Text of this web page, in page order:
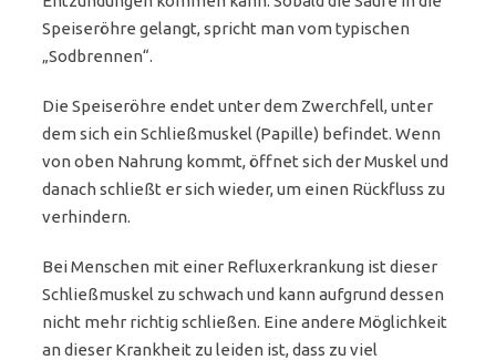
Speiseröhre gelangt, spricht man vom typischen
„Sodbrennen“.
Die Speiseröhre endet unter dem Zwerchfell, unter
dem sich ein Schließmuskel (Papille) befindet. Wenn
von oben Nahrung kommt, öffnet sich der Muskel und
danach schließt er sich wieder, um einen Rückfluss zu
verhindern.
Bei Menschen mit einer Refluxerkrankung ist dieser
Schließmuskel zu schwach und kann aufgrund dessen
nicht mehr richtig schließen. Eine andere Möglichkeit
an dieser Krankheit zu leiden ist, dass zu viel